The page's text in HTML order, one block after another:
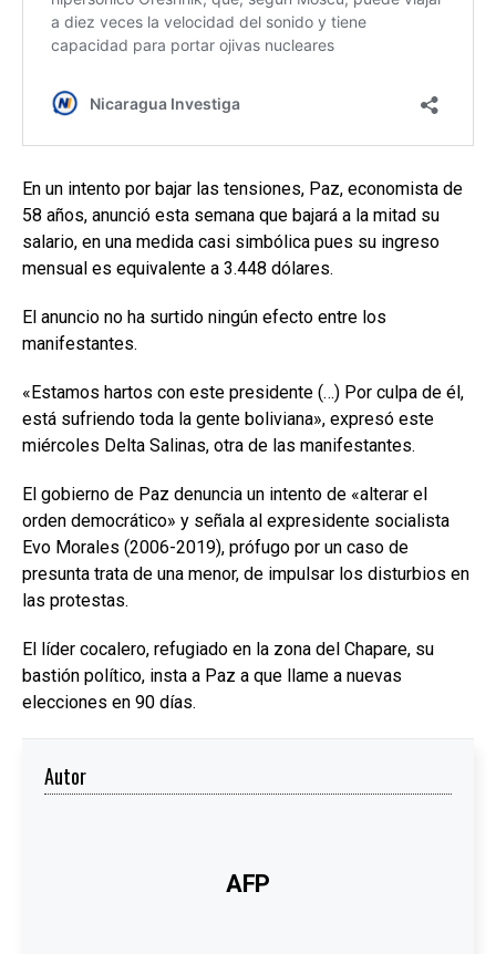
En un intento por bajar las tensiones, Paz, economista de
58 años, anunció esta semana que bajará a la mitad su
salario, en una medida casi simbólica pues su ingreso
mensual es equivalente a 3.448 dólares.
El anuncio no ha surtido ningún efecto entre los
manifestantes.
«Estamos hartos con este presidente (…) Por culpa de él,
está sufriendo toda la gente boliviana», expresó este
miércoles Delta Salinas, otra de las manifestantes.
El gobierno de Paz denuncia un intento de «alterar el
orden democrático» y señala al expresidente socialista
Evo Morales (2006-2019), prófugo por un caso de
presunta trata de una menor, de impulsar los disturbios en
las protestas.
El líder cocalero, refugiado en la zona del Chapare, su
bastión político, insta a Paz a que llame a nuevas
elecciones en 90 días.
Autor
AFP